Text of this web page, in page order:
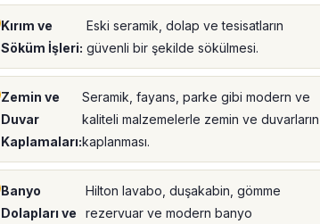
Kırım ve
Söküm İşleri:
Eski seramik, dolap ve tesisatların
güvenli bir şekilde sökülmesi.
Zemin ve
Duvar
Kaplamaları:
Seramik, fayans, parke gibi modern ve
kaliteli malzemelerle zemin ve duvarların
kaplanması.
Banyo
Dolapları ve
Hilton lavabo, duşakabin, gömme
rezervuar ve modern banyo